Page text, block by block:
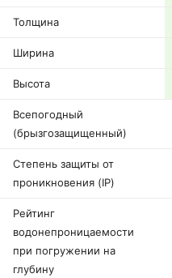
Толщина
Ширина
Высота
Всепогодный
(брызгозащищенный)
Степень защиты от
проникновения (IP)
Рейтинг
водонепроницаемости
при погружении на
глубину